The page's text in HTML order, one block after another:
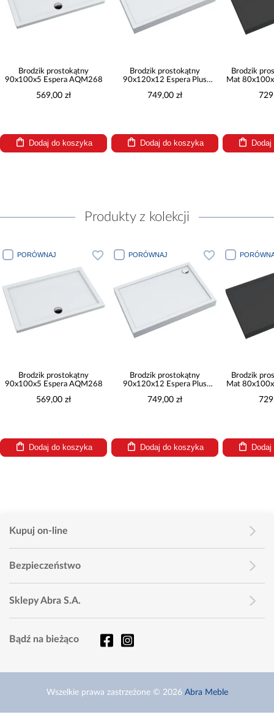
Brodzik prostokątny
90x100x5 Espera AQM268
569,00 zł
Dodaj do koszyka
Brodzik prostokątny
90x120x12 Espera Plus
749,00 zł
Dodaj do koszyka
Brodzik
Mat
Produkty z kolekcji
PORÓWNAJ
Brodzik prostokątny
90x100x5 Espera AQM268
569,00 zł
Dodaj do koszyka
PORÓWNAJ
Brodzik prostokątny
90x120x12 Espera Plus
749,00 zł
Dodaj do koszyka
Brodzik
Mat
Kupuj on-line
Bezpieczeństwo
Sklepy Abra S.A.
Bądź na bieżąco
Wszelkie prawa zastrzeżone © 2026 Abra Meble